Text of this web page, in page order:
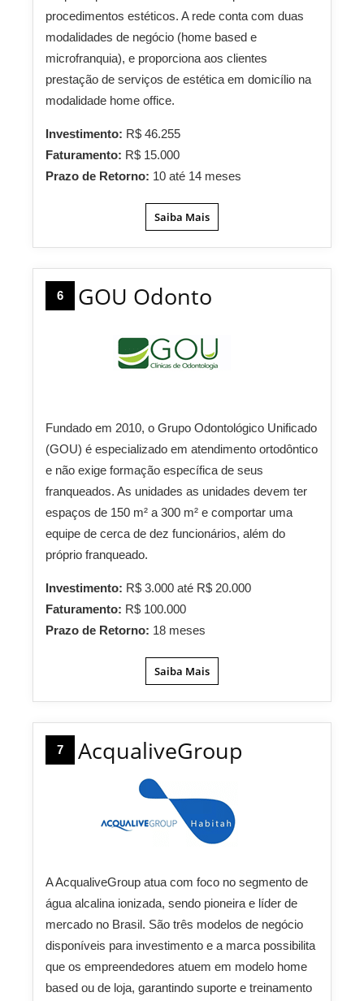
procedimentos estéticos. A rede conta com duas
modalidades de negócio (home based e
microfranquia), e proporciona aos clientes
prestação de serviços de estética em domicílio na
modalidade home office.
Investimento: R$ 46.255
Faturamento: R$ 15.000
Prazo de Retorno: 10 até 14 meses
Saiba Mais
6 GOU Odonto
Fundado em 2010, o Grupo Odontológico Unificado
(GOU) é especializado em atendimento ortodôntico
e não exige formação específica de seus
franqueados. As unidades as unidades devem ter
espaços de 150 m² a 300 m² e comportar uma
equipe de cerca de dez funcionários, além do
próprio franqueado.
Investimento: R$ 3.000 até R$ 20.000
Faturamento: R$ 100.000
Prazo de Retorno: 18 meses
Saiba Mais
7 AcqualiveGroup
A AcqualiveGroup atua com foco no segmento de
água alcalina ionizada, sendo pioneira e líder de
mercado no Brasil. São três modelos de negócio
disponíveis para investimento e a marca possibilita
que os empreendedores atuem em modelo home
based ou de loja, garantindo suporte e treinamento